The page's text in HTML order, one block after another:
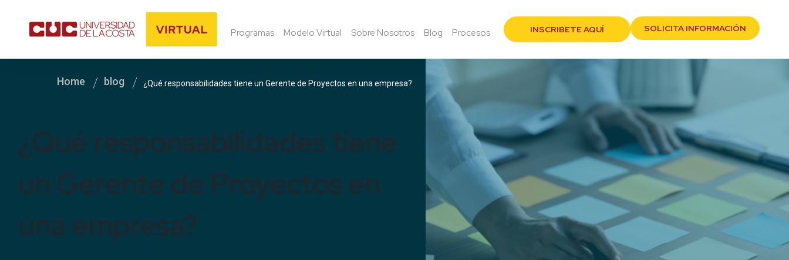
Programas Modelo Virtual Sobre Nosotros Blog Procesos INSCRIBETE AQUÍ SOLICITA INFORMACIÓN
¿Qué responsabilidades tiene
un Gerente de Proyectos en
una empresa?
Home blog ¿Qué responsabilidades tiene un Gerente de Proyectos en una empresa?